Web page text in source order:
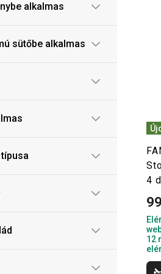
alkalmas
sütőbe alkalmas
4
12